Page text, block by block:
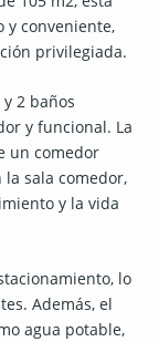
y conveniente,
privilegiada.
2 baños
y funcional. La
un comedor
sala comedor,
y la vida
lo
Además, el
agua potable,